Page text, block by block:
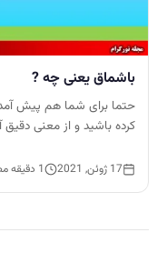
باشماق یعنی چه ?
حتما برای شما هم پیش
کرده باشید و از معنی
17 ژوئن, 2021 1 دقیقه مطالعه